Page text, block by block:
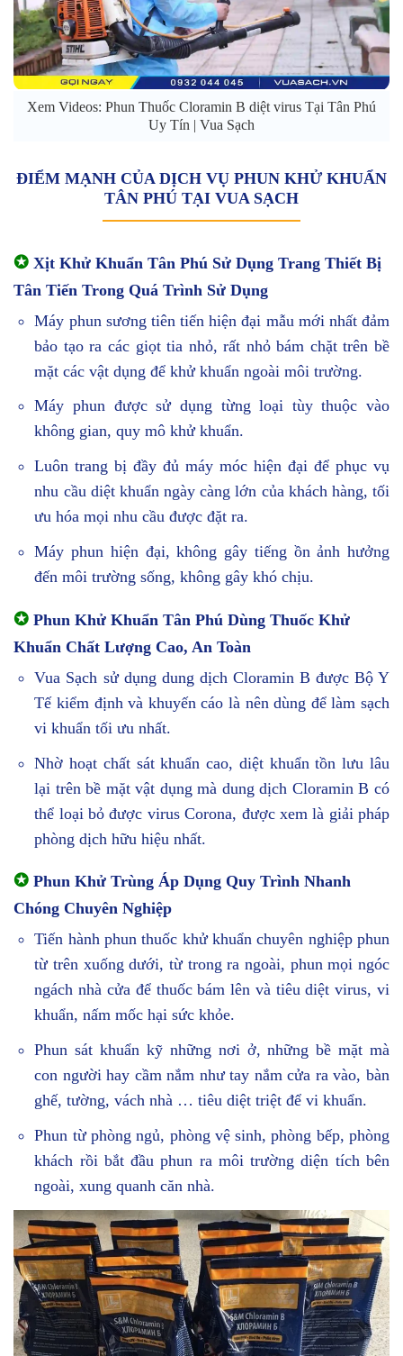
Xem Videos: Phun Thuốc Cloramin B diệt virus Tại Tân Phú
Uy Tín | Vua Sạch
ĐIỂM MẠNH CỦA DỊCH VỤ PHUN KHỬ KHUẨN
TÂN PHÚ TẠI VUA SẠCH
✪ Xịt Khử Khuẩn Tân Phú Sử Dụng Trang Thiết Bị
Tân Tiến Trong Quá Trình Sử Dụng
Máy phun sương tiên tiến hiện đại mẫu mới nhất đảm
bảo tạo ra các giọt tia nhỏ, rất nhỏ bám chặt trên bề
mặt các vật dụng để khử khuẩn ngoài môi trường.
Máy phun được sử dụng từng loại tùy thuộc vào
không gian, quy mô khử khuẩn.
Luôn trang bị đầy đủ máy móc hiện đại để phục vụ
nhu cầu diệt khuẩn ngày càng lớn của khách hàng, tối
ưu hóa mọi nhu cầu được đặt ra.
Máy phun hiện đại, không gây tiếng ồn ảnh hưởng
đến môi trường sống, không gây khó chịu.
✪ Phun Khử Khuẩn Tân Phú Dùng Thuốc Khử
Khuẩn Chất Lượng Cao, An Toàn
Vua Sạch sử dụng dung dịch Cloramin B được Bộ Y
Tế kiểm định và khuyến cáo là nên dùng để làm sạch
vi khuẩn tối ưu nhất.
Nhờ hoạt chất sát khuẩn cao, diệt khuẩn tồn lưu lâu
lại trên bề mặt vật dụng mà dung dịch Cloramin B có
thể loại bỏ được virus Corona, được xem là giải pháp
phòng dịch hữu hiệu nhất.
✪ Phun Khử Trùng Áp Dụng Quy Trình Nhanh
Chóng Chuyên Nghiệp
Tiến hành phun thuốc khử khuẩn chuyên nghiệp phun
từ trên xuống dưới, từ trong ra ngoài, phun mọi ngóc
ngách nhà cửa để thuốc bám lên và tiêu diệt virus, vi
khuẩn, nấm mốc hại sức khỏe.
Phun sát khuẩn kỹ những nơi ở, những bề mặt mà
con người hay cầm nắm như tay nắm cửa ra vào, bàn
ghế, tường, vách nhà … tiêu diệt triệt để vi khuẩn.
Phun từ phòng ngủ, phòng vệ sinh, phòng bếp, phòng
khách rồi bắt đầu phun ra môi trường diện tích bên
ngoài, xung quanh căn nhà.